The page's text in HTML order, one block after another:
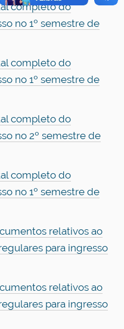
completo do
no 1º semestre de
completo do
no 1º semestre de
completo do
no 2º semestre de
completo do
no 1º semestre de
relativos ao
para ingresso
relativos ao
para ingresso